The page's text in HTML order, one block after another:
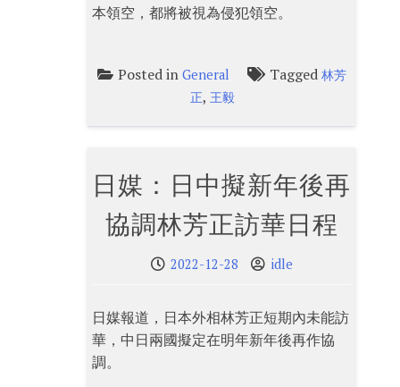
本領空，都將被視為侵犯領空。
Posted in General Tagged 林芳
正, 王毅
日媒：日中擬新年後再
協調林芳正訪華日程
2022-12-28 idle
日媒報道，日本外相林芳正短期內未能訪
華，中日兩國擬定在明年新年後再作協
調。